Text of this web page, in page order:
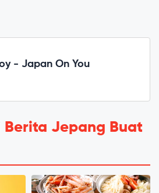
- Japan On You
Berita Jepang Buat